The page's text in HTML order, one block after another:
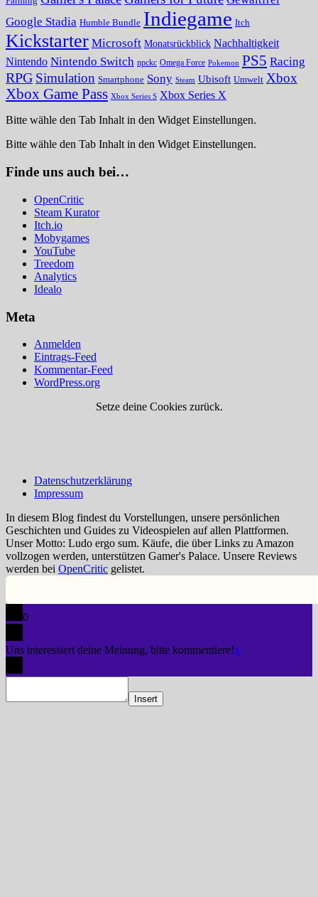
Google Stadia Humble Bundle Indiegame Itch
Kickstarter Microsoft Monatsrückblick Nachhaltigkeit
Nintendo Nintendo Switch npckc Omega Force Pokemon PS5 Racing
RPG Simulation Smartphone Sony Steam Ubisoft Umwelt Xbox
Xbox Game Pass Xbox Series S Xbox Series X
Bitte wähle den Tab Inhalt in den Widget Einstellungen.
Bitte wähle den Tab Inhalt in den Widget Einstellungen.
Finde uns auch bei…
OpenCritic
Steam Kurator
Itch.io
Mobygames
YouTube
Treedom
Analytics
Idealo
Meta
Anmelden
Eintrags-Feed
Kommentar-Feed
WordPress.org
Setze deine Cookies zurück.
Datenschutzerklärung
Impressum
In diesem Blog findest du Vorstellungen, unsere persönlichen
Geschichten und Guides zu Videospielen auf allen Plattformen.
Unser Motto: Ludo ergo sum. Käufe, die über Links zu Amazon
vollzogen werden, unterstützen Gamer's Palace. Unsere Reviews
werden bei OpenCritic gelistet.
0
Uns interessiert deine Meinung, bitte kommentiere!x
Insert